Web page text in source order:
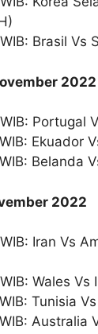
Brasil Vs
2022
Portugal
Ekuador
Belanda
2022
Iran Vs
Wales Vs
Tunisia
Australia